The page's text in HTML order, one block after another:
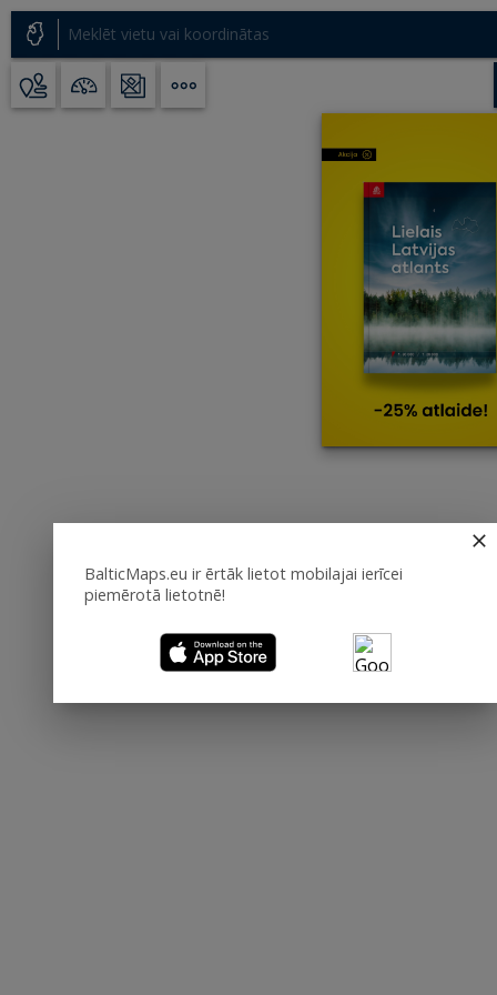
BalticMaps.eu ir ērtāk lietot mobilajai ierīcei
piemērotā lietotnē!